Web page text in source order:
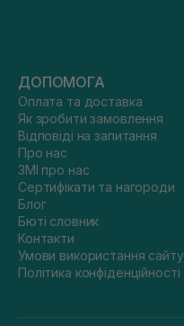
ДОПОМОГА
Оплата та доставка
Як зробити замовлення
Відповіді на запитання
Про нас
ЗМІ про нас
Сертифікати та нагороди
Блог
Бюті словник
Контакти
Умови використання сайту
Політика конфіденційності